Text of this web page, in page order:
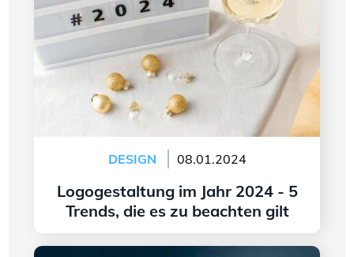
DESIGN 08.01.2024
Logogestaltung im Jahr 2024 - 5
Trends, die es zu beachten gilt
Weiter lesen